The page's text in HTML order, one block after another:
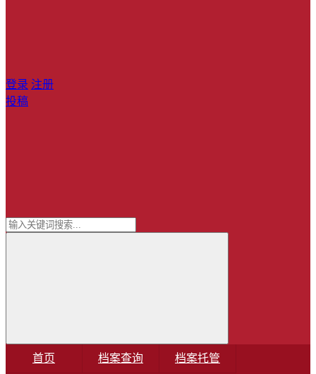
登录 注册
投稿
首页 档案查询 档案托管